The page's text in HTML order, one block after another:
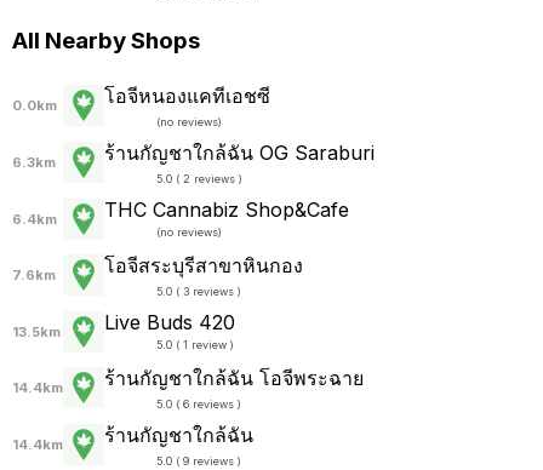
All Nearby Shops
0.0km โอจีหนองแคทีเอชซี
(no reviews)
6.3km ร้านกัญชาใกล้ฉัน OG Saraburi
5.0 ( 2 reviews )
6.4km THC Cannabiz Shop&Cafe
(no reviews)
7.6km โอจีสระบุรีสาขาหินกอง
5.0 ( 3 reviews )
13.5km Live Buds 420
5.0 ( 1 review )
14.4km ร้านกัญชาใกล้ฉัน โอจีพระฉาย
5.0 ( 6 reviews )
14.4km ร้านกัญชาใกล้ฉัน
5.0 ( 9 reviews )